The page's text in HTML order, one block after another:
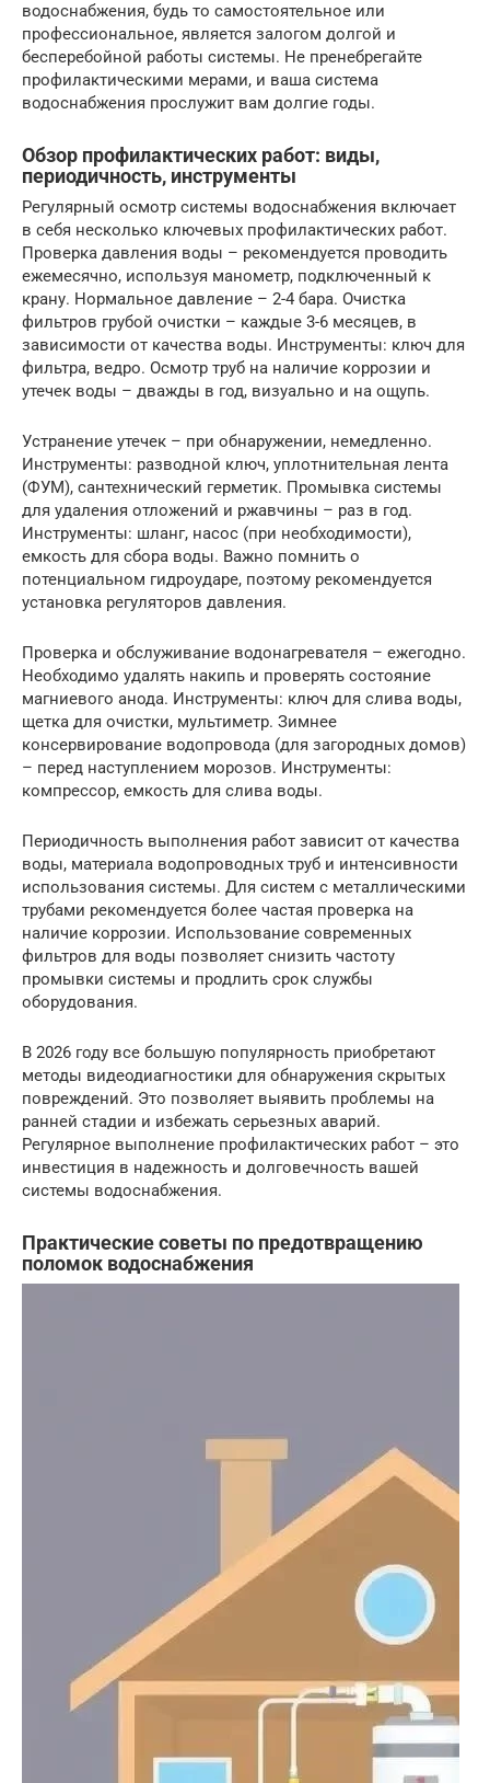
водоснабжения, будь то самостоятельное или
профессиональное, является залогом долгой и
бесперебойной работы системы. Не пренебрегайте
профилактическими мерами, и ваша система
водоснабжения прослужит вам долгие годы.
Обзор профилактических работ: виды,
периодичность, инструменты
Регулярный осмотр системы водоснабжения включает
в себя несколько ключевых профилактических работ.
Проверка давления воды – рекомендуется проводить
ежемесячно, используя манометр, подключенный к
крану. Нормальное давление – 2-4 бара. Очистка
фильтров грубой очистки – каждые 3-6 месяцев, в
зависимости от качества воды. Инструменты: ключ для
фильтра, ведро. Осмотр труб на наличие коррозии и
утечек воды – дважды в год, визуально и на ощупь.
Устранение утечек – при обнаружении, немедленно.
Инструменты: разводной ключ, уплотнительная лента
(ФУМ), сантехнический герметик. Промывка системы
для удаления отложений и ржавчины – раз в год.
Инструменты: шланг, насос (при необходимости),
емкость для сбора воды. Важно помнить о
потенциальном гидроударе, поэтому рекомендуется
установка регуляторов давления.
Проверка и обслуживание водонагревателя – ежегодно.
Необходимо удалять накипь и проверять состояние
магниевого анода. Инструменты: ключ для слива воды,
щетка для очистки, мультиметр. Зимнее
консервирование водопровода (для загородных домов)
– перед наступлением морозов. Инструменты:
компрессор, емкость для слива воды.
Периодичность выполнения работ зависит от качества
воды, материала водопроводных труб и интенсивности
использования системы. Для систем с металлическими
трубами рекомендуется более частая проверка на
наличие коррозии. Использование современных
фильтров для воды позволяет снизить частоту
промывки системы и продлить срок службы
оборудования.
В 2026 году все большую популярность приобретают
методы видеодиагностики для обнаружения скрытых
повреждений. Это позволяет выявить проблемы на
ранней стадии и избежать серьезных аварий.
Регулярное выполнение профилактических работ – это
инвестиция в надежность и долговечность вашей
системы водоснабжения.
Практические советы по предотвращению
поломок водоснабжения